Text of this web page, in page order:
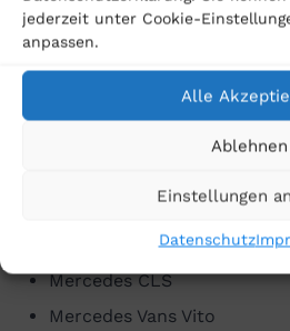
jederzeit unter Cookie-
anpassen.
Alle
Ablehnen
Einstellungen
Datenschutz
Mercedes S-Klasse
Mercedes M-Klasse
Mercedes R-Klasse
Mercedes G-Klasse
Mercedes GLK
Mercedes CLK
Mercedes CLS
Mercedes Vans Vito